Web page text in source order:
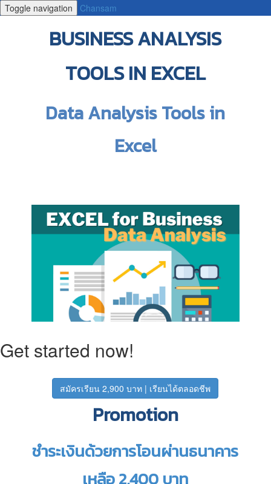
Toggle navigation Chansam
BUSINESS ANALYSIS
TOOLS IN EXCEL
Data Analysis Tools in
Excel
Get started now!
สมัครเรียน 2,900 บาท | เรียนได้ตลอดชีพ
Promotion
ชำระเงินด้วยการโอนผ่านธนาคาร
เหลือ 2,400 บาท